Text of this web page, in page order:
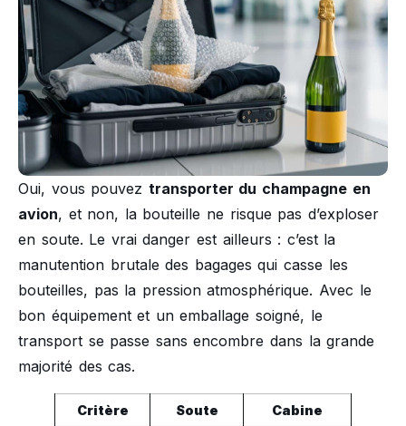
Oui, vous pouvez transporter du champagne en
avion, et non, la bouteille ne risque pas d’exploser
en soute. Le vrai danger est ailleurs : c’est la
manutention brutale des bagages qui casse les
bouteilles, pas la pression atmosphérique. Avec le
bon équipement et un emballage soigné, le
transport se passe sans encombre dans la grande
majorité des cas.
Critère Soute Cabine